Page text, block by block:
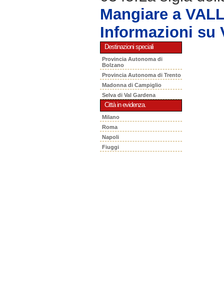
Mangiare a
Informazioni su
Destinazioni speciali
Provincia Autonoma di
Bolzano
Provincia Autonoma di Trento
Madonna di Campiglio
Selva di Val Gardena
Città in evidenza.
Milano
Roma
Napoli
Fiuggi